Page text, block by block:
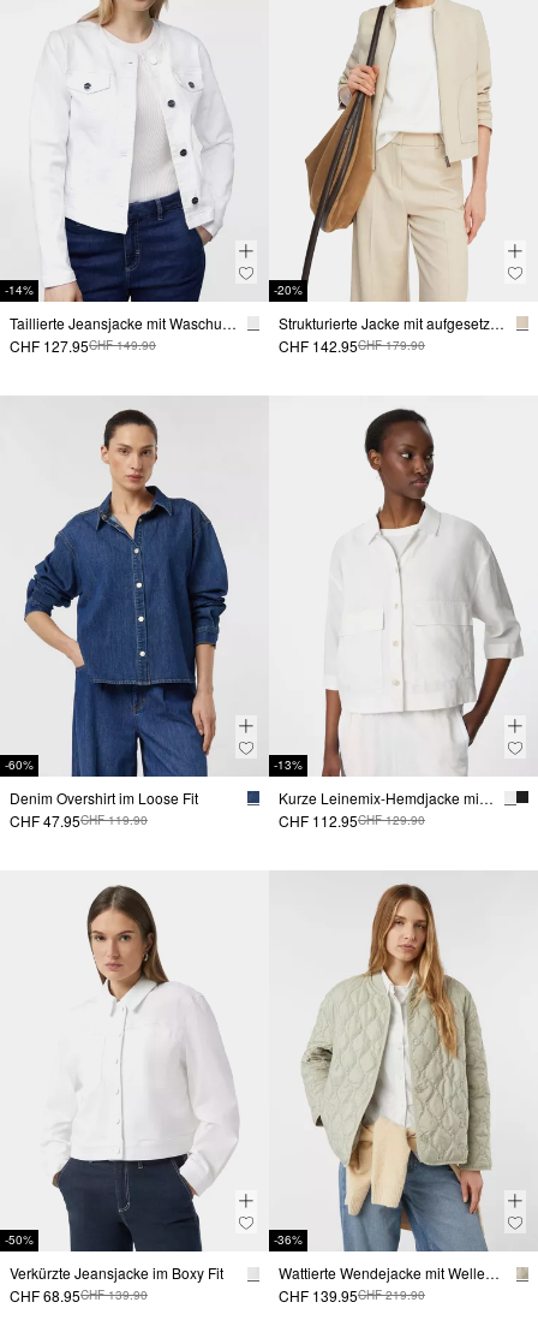
-14%
Taillierte Jeansjacke mit Waschung
CHF 127.95CHF 149.90
-20%
Strukturierte Jacke mit aufgesetzten Taschen
CHF 142.95CHF 179.90
-60%
Denim Overshirt im Loose Fit
CHF 47.95CHF 119.90
-13%
Kurze Leinemix-Hemdjacke mit 3/4-Ärmeln
CHF 112.95CHF 129.90
-50%
Verkürzte Jeansjacke im Boxy Fit
CHF 68.95CHF 139.90
-36%
Wattierte Wendejacke mit Wellenstepp
CHF 139.95CHF 219.90